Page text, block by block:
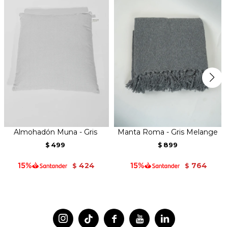
Almohadón Muna - Gris
$ 499
$ 424
Manta Roma - Gris Melange
$ 899
$ 764
 
 